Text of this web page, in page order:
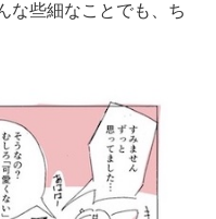
な些細なことでも、ち